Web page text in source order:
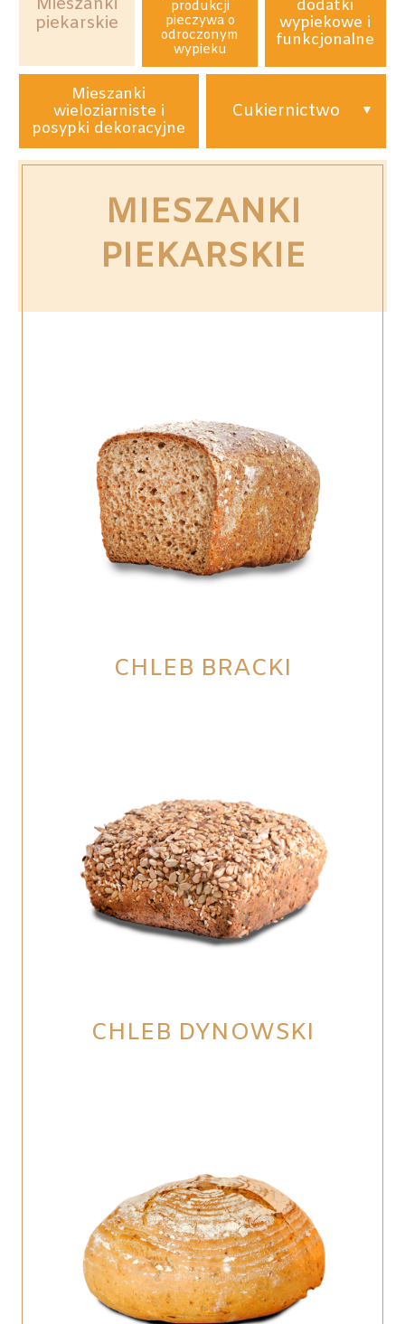
Mieszanki
piekarskie
produkcji
pieczywa o
odroczonym
wypieku
dodatki
wypiekowe i
funkcjonalne
Mieszanki
wieloziarniste i
posypki dekoracyjne
Cukiernictwo
MIESZANKI
PIEKARSKIE
CHLEB BRACKI
CHLEB DYNOWSKI